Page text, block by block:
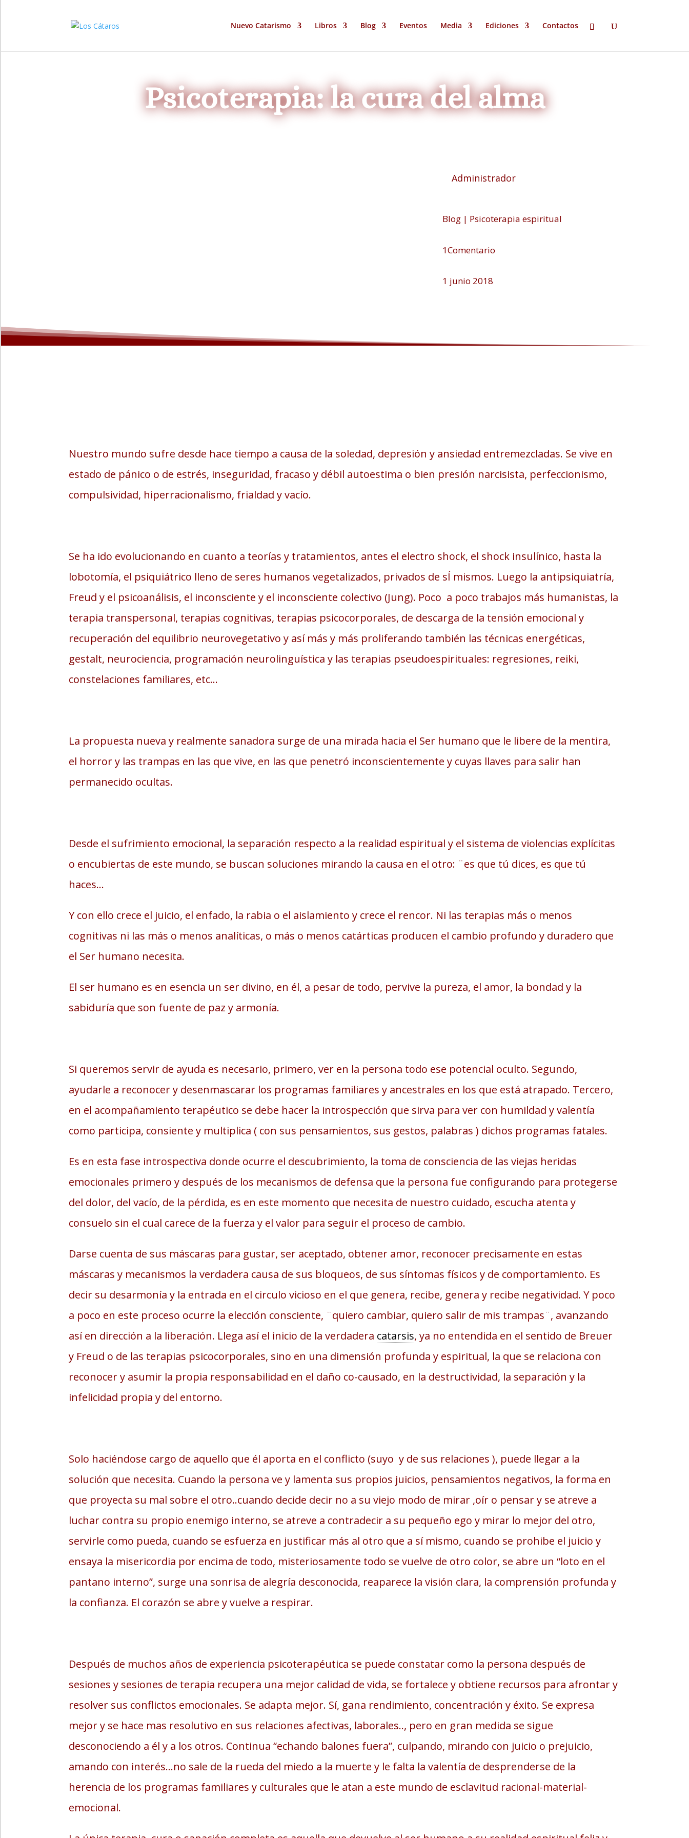
Nuevo Catarismo Libros Blog Eventos Media Ediciones Contactos
Psicoterapia: la cura del alma
Administrador
Blog| Psicoterapia espiritual
1Comentario
1 junio 2018
Nuestro mundo sufre desde hace tiempo a causa de la soledad, depresión y ansiedad entremezcladas. Se vive en
estado de pánico o de estrés, inseguridad, fracaso y débil autoestima o bien presión narcisista, perfeccionismo,
compulsividad, hiperracionalismo, frialdad y vacío.
Se ha ido evolucionando en cuanto a teorías y tratamientos, antes el electro shock, el shock insulínico, hasta la
lobotomía, el psiquiátrico lleno de seres humanos vegetalizados, privados de sÍ mismos. Luego la antipsiquiatría,
Freud y el psicoanálisis, el inconsciente y el inconsciente colectivo (Jung). Poco a poco trabajos más humanistas, la
terapia transpersonal, terapias cognitivas, terapias psicocorporales, de descarga de la tensión emocional y
recuperación del equilibrio neurovegetativo y así más y más proliferando también las técnicas energéticas,
gestalt, neurociencia, programación neurolinguística y las terapias pseudoespirituales: regresiones, reiki,
constelaciones familiares, etc…
La propuesta nueva y realmente sanadora surge de una mirada hacia el Ser humano que le libere de la mentira,
el horror y las trampas en las que vive, en las que penetró inconscientemente y cuyas llaves para salir han
permanecido ocultas.
Desde el sufrimiento emocional, la separación respecto a la realidad espiritual y el sistema de violencias explícitas
o encubiertas de este mundo, se buscan soluciones mirando la causa en el otro: ¨es que tú dices, es que tú
haces…
Y con ello crece el juicio, el enfado, la rabia o el aislamiento y crece el rencor. Ni las terapias más o menos
cognitivas ni las más o menos analíticas, o más o menos catárticas producen el cambio profundo y duradero que
el Ser humano necesita.
El ser humano es en esencia un ser divino, en él, a pesar de todo, pervive la pureza, el amor, la bondad y la
sabiduría que son fuente de paz y armonía.
Si queremos servir de ayuda es necesario, primero, ver en la persona todo ese potencial oculto. Segundo,
ayudarle a reconocer y desenmascarar los programas familiares y ancestrales en los que está atrapado. Tercero,
en el acompañamiento terapéutico se debe hacer la introspección que sirva para ver con humildad y valentía
como participa, consiente y multiplica ( con sus pensamientos, sus gestos, palabras ) dichos programas fatales.
Es en esta fase introspectiva donde ocurre el descubrimiento, la toma de consciencia de las viejas heridas
emocionales primero y después de los mecanismos de defensa que la persona fue configurando para protegerse
del dolor, del vacío, de la pérdida, es en este momento que necesita de nuestro cuidado, escucha atenta y
consuelo sin el cual carece de la fuerza y el valor para seguir el proceso de cambio.
Darse cuenta de sus máscaras para gustar, ser aceptado, obtener amor, reconocer precisamente en estas
máscaras y mecanismos la verdadera causa de sus bloqueos, de sus síntomas físicos y de comportamiento. Es
decir su desarmonía y la entrada en el circulo vicioso en el que genera, recibe, genera y recibe negatividad. Y poco
a poco en este proceso ocurre la elección consciente, ¨quiero cambiar, quiero salir de mis trampas¨, avanzando
así en dirección a la liberación. Llega así el inicio de la verdadera catarsis, ya no entendida en el sentido de Breuer
y Freud o de las terapias psicocorporales, sino en una dimensión profunda y espiritual, la que se relaciona con
reconocer y asumir la propia responsabilidad en el daño co-causado, en la destructividad, la separación y la
infelicidad propia y del entorno.
Solo haciéndose cargo de aquello que él aporta en el conflicto (suyo y de sus relaciones ), puede llegar a la
solución que necesita. Cuando la persona ve y lamenta sus propios juicios, pensamientos negativos, la forma en
que proyecta su mal sobre el otro..cuando decide decir no a su viejo modo de mirar ,oír o pensar y se atreve a
luchar contra su propio enemigo interno, se atreve a contradecir a su pequeño ego y mirar lo mejor del otro,
servirle como pueda, cuando se esfuerza en justificar más al otro que a sí mismo, cuando se prohibe el juicio y
ensaya la misericordia por encima de todo, misteriosamente todo se vuelve de otro color, se abre un “loto en el
pantano interno”, surge una sonrisa de alegría desconocida, reaparece la visión clara, la comprensión profunda y
la confianza. El corazón se abre y vuelve a respirar.
Después de muchos años de experiencia psicoterapéutica se puede constatar como la persona después de
sesiones y sesiones de terapia recupera una mejor calidad de vida, se fortalece y obtiene recursos para afrontar y
resolver sus conflictos emocionales. Se adapta mejor. Sí, gana rendimiento, concentración y éxito. Se expresa
mejor y se hace mas resolutivo en sus relaciones afectivas, laborales.., pero en gran medida se sigue
desconociendo a él y a los otros. Continua “echando balones fuera”, culpando, mirando con juicio o prejuicio,
amando con interés…no sale de la rueda del miedo a la muerte y le falta la valentía de desprenderse de la
herencia de los programas familiares y culturales que le atan a este mundo de esclavitud racional-material-
emocional.